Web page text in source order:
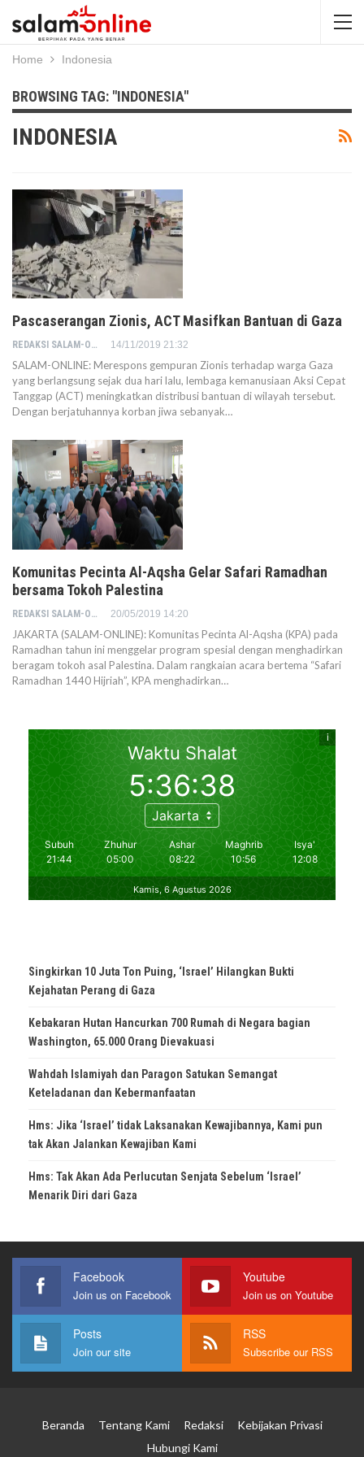
Home Indonesia
BROWSING TAG: "INDONESIA"
INDONESIA
Pascaserangan Zionis, ACT Masifkan Bantuan di Gaza
REDAKSI SALAM-ONLINE 14/11/2019 21:32
SALAM-ONLINE: Merespons gempuran Zionis terhadap warga Gaza
yang berlangsung sejak dua hari lalu, lembaga kemanusiaan Aksi Cepat
Tanggap (ACT) meningkatkan distribusi bantuan di wilayah tersebut.
Dengan berjatuhannya korban jiwa sebanyak…
Komunitas Pecinta Al-Aqsha Gelar Safari Ramadhan
bersama Tokoh Palestina
REDAKSI SALAM-ONLINE 20/05/2019 14:20
JAKARTA (SALAM-ONLINE): Komunitas Pecinta Al-Aqsha (KPA) pada
Ramadhan tahun ini menggelar program spesial dengan menghadirkan
beragam tokoh asal Palestina. Dalam rangkaian acara bertema “Safari
Ramadhan 1440 Hijriah”, KPA menghadirkan…
Singkirkan 10 Juta Ton Puing, ‘Israel’ Hilangkan Bukti
Kejahatan Perang di Gaza
Kebakaran Hutan Hancurkan 700 Rumah di Negara bagian
Washington, 65.000 Orang Dievakuasi
Wahdah Islamiyah dan Paragon Satukan Semangat
Keteladanan dan Kebermanfaatan
Hms: Jika ‘Israel’ tidak Laksanakan Kewajibannya, Kami pun
tak Akan Jalankan Kewajiban Kami
Hms: Tak Akan Ada Perlucutan Senjata Sebelum ‘Israel’
Menarik Diri dari Gaza
Facebook
Join us on Facebook
Youtube
Join us on Youtube
Posts
Join our site
RSS
Subscribe our RSS
Beranda Tentang Kami Redaksi
Kebijakan Privasi
Hubungi Kami